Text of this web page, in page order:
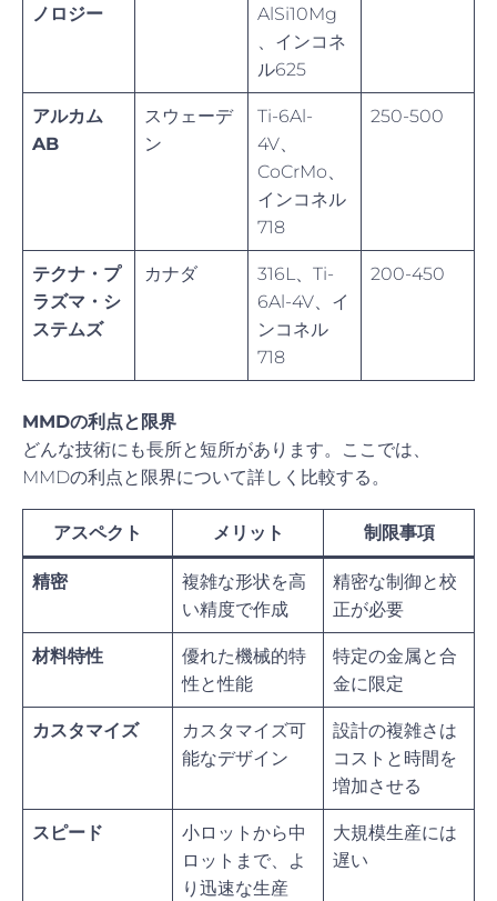
ノロジー
AlSi10Mg
、インコネ
ル625
アルカム
AB
スウェーデ
ン
Ti-6Al-
4V、
CoCrMo、
インコネル
718
250-500
テクナ・プ
ラズマ・シ
ステムズ
カナダ
316L、Ti-
6Al-4V、イ
ンコネル
718
200-450
MMDの利点と限界
どんな技術にも長所と短所があります。ここでは、
MMDの利点と限界について詳しく比較する。
アスペクト メリット 制限事項
精密
複雑な形状を高
い精度で作成
精密な制御と校
正が必要
材料特性
優れた機械的特
性と性能
特定の金属と合
金に限定
カスタマイズ
カスタマイズ可
能なデザイン
設計の複雑さは
コストと時間を
増加させる
スピード
小ロットから中
ロットまで、よ
り迅速な生産
大規模生産には
遅い